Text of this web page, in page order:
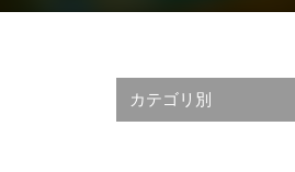
カテゴリ別